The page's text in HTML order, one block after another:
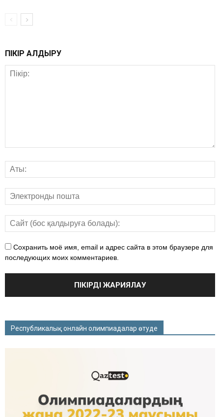
ПІКІР ҚАЛДЫРУ
Сохранить моё имя, email и адрес сайта в этом браузере для
последующих моих комментариев.
Республикалық онлайн олимпиадалар өтуде